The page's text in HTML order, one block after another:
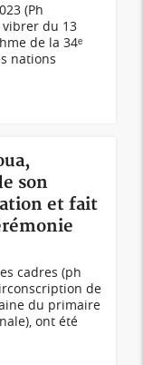
(Ph
vibrer du 13
de la 34ᵉ
nations
son
et fait
cadres (ph
de
du primaire
ont été